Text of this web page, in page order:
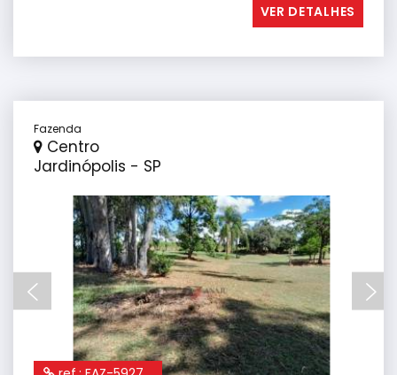
VER DETALHES
Fazenda
Centro
Jardinópolis - SP